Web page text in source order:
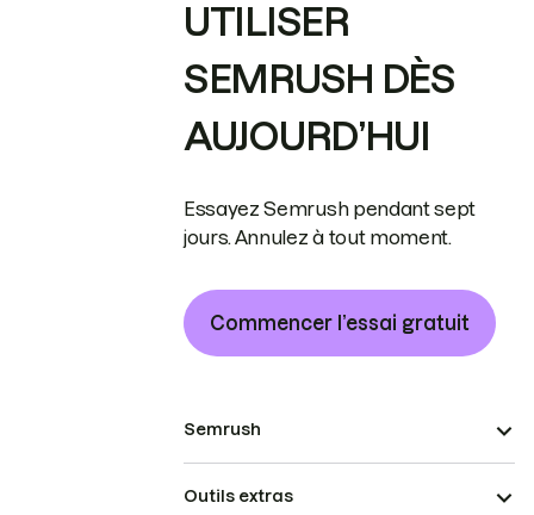
UTILISER
SEMRUSH DÈS
AUJOURD’HUI
Essayez Semrush pendant sept
jours. Annulez à tout moment.
Commencer l’essai gratuit
Semrush
Outils extras